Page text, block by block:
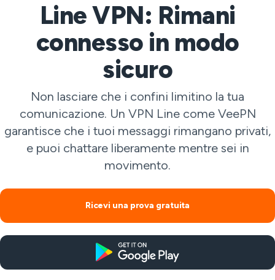
Line VPN: Rimani
connesso in modo
sicuro
Non lasciare che i confini limitino la tua
comunicazione. Un VPN Line come VeePN
garantisce che i tuoi messaggi rimangano privati,
e puoi chattare liberamente mentre sei in
movimento.
Ricevi una prova gratuita